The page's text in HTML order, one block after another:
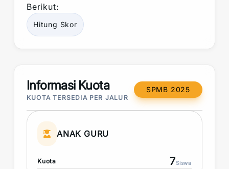
Berikut:
Hitung Skor
Informasi Kuota
KUOTA TERSEDIA PER JALUR
SPMB 2025
ANAK GURU
Kuota 7Siswa